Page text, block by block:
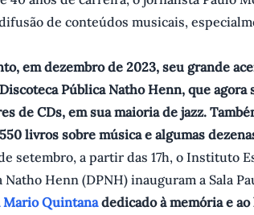
de conteúdos musicais,
em dezembro de 2023, seu grande
Pública Natho Henn, que agora
de CDs, em sua maioria de jazz.
livros sobre música e algumas
setembro, a partir das 17h, o Instituto
Natho Henn (DPNH) inauguram a Sala
Mario Quintanadedicado à memória e